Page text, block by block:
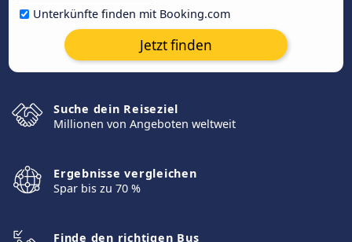
Unterkünfte finden mit Booking.com
Jetzt finden
Suche dein Reiseziel
Millionen von Angeboten weltweit
Ergebnisse vergleichen
Spar bis zu 70 %
Finde den richtigen Bus